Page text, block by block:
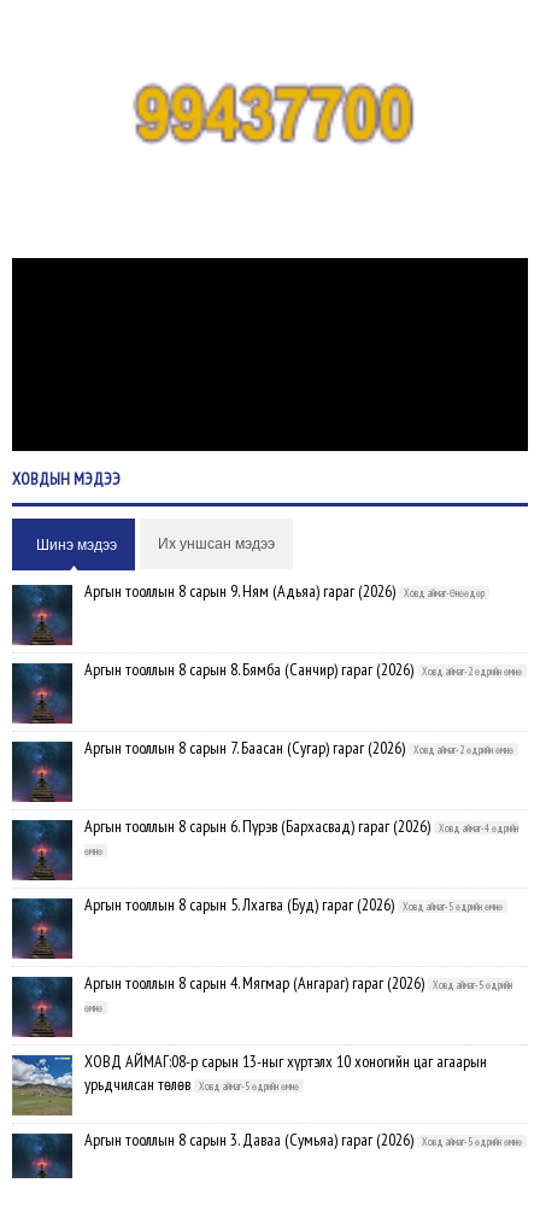
ХОВДЫНМЭДЭЭ
Шинэ мэдээ Их уншсан мэдээ
Аргын тооллын 8 сарын 9. Ням (Адьяа) гараг (2026) Ховд аймаг-Өнөөдөр
Аргын тооллын 8 сарын 8. Бямба (Санчир) гараг (2026) Ховд аймаг-2 өдрийн өмнө
Аргын тооллын 8 сарын 7. Баасан (Сугар) гараг (2026) Ховд аймаг-2 өдрийн өмнө
Аргын тооллын 8 сарын 6. Пүрэв (Бархасвад) гараг (2026)
Ховд аймаг-4 өдрийн
өмнө
Аргын тооллын 8 сарын 5. Лхагва (Буд) гараг (2026) Ховд аймаг-5 өдрийн өмнө
Аргын тооллын 8 сарын 4. Мягмар (Ангараг) гараг (2026)
Ховд аймаг-5 өдрийн
өмнө
ХОВД АЙМАГ:08-р сарын 13-ныг хүртэлх 10 хоногийн цаг агаарын
урьдчилсан төлөв
Ховд аймаг-5 өдрийн өмнө
Аргын тооллын 8 сарын 3. Даваа (Сумьяа) гараг (2026) Ховд аймаг-5 өдрийн өмнө